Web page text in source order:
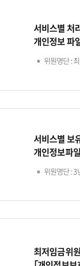
서비스별 처
개인정보 파
위원명단 :
서비스별 보
개인정보파
위원명단 : 3
최저임금위